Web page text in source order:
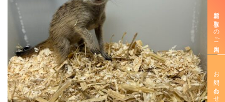
新規お取引きのご案内
お問い合わせ